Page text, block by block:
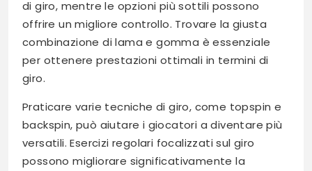
di giro, mentre le opzioni più sottili possono
offrire un migliore controllo. Trovare la giusta
combinazione di lama e gomma è essenziale
per ottenere prestazioni ottimali in termini di
giro.
Praticare varie tecniche di giro, come topspin e
backspin, può aiutare i giocatori a diventare più
versatili. Esercizi regolari focalizzati sul giro
possono migliorare significativamente la